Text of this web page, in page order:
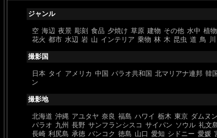
ジャンル
空 海辺 夜景 彫刻 食品 夕焼け 草原 建物 その他 水中 植物
花火 都市 水辺 岩 山 インテリア 乗物 林 木 昆虫 道 鳥 川
撮影国
日本 タイ アメリカ 中国 パラオ共和国 北マリアナ連邦 韓
ン
撮影地
北海道 沖縄 アユタヤ 奈良 福島 ハワイ 栃木 東京 ダムヌ
パラオ 九州 長野 サンフランシスコ サイパン ソウル 礼文
長崎 利尻島 承徳 バンコク 徳島 山口 愛知 シドニー 愛媛